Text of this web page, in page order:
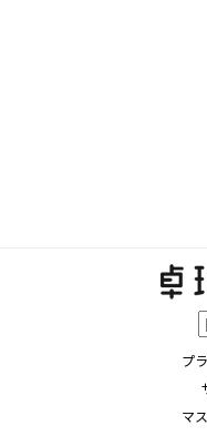
プ
マ